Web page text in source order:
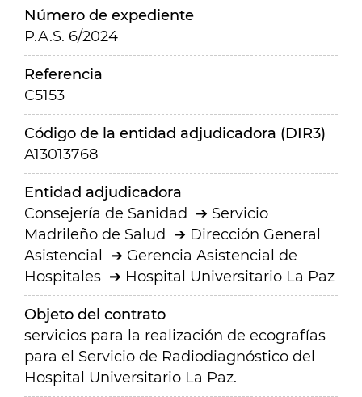
Número de expediente
P.A.S. 6/2024
Referencia
C5153
Código de la entidad adjudicadora (DIR3)
A13013768
Entidad adjudicadora
Consejería de Sanidad
Servicio
Madrileño de Salud
Dirección General
Asistencial
Gerencia Asistencial de
Hospitales
Hospital Universitario La Paz
Objeto del contrato
servicios para la realización de ecografías
para el Servicio de Radiodiagnóstico del
Hospital Universitario La Paz.